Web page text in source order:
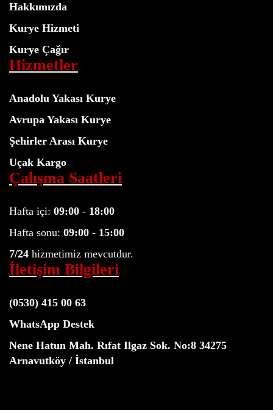
Hakkımızda
Kurye Hizmeti
Kurye Çağır
Hizmetler
Anadolu Yakası Kurye
Avrupa Yakası Kurye
Şehirler Arası Kurye
Uçak Kargo
Çalışma Saatleri
Hafta içi: 09:00 - 18:00
Hafta sonu: 09:00 - 15:00
7/24 hizmetimiz mevcutdur.
İletişim Bilgileri
(0530) 415 00 63
WhatsApp Destek
Nene Hatun Mah. Rıfat Ilgaz Sok. No:8 34275
Arnavutköy / İstanbul